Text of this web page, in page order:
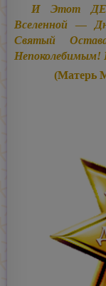
И Этот
Вселенной —
Святый
Непоколебимым!
(Матерь